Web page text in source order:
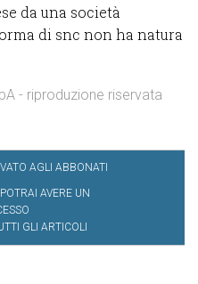
da una società
di snc non ha natura
- riproduzione riservata
AGLI ABBONATI
AVERE UN
GLI ARTICOLI